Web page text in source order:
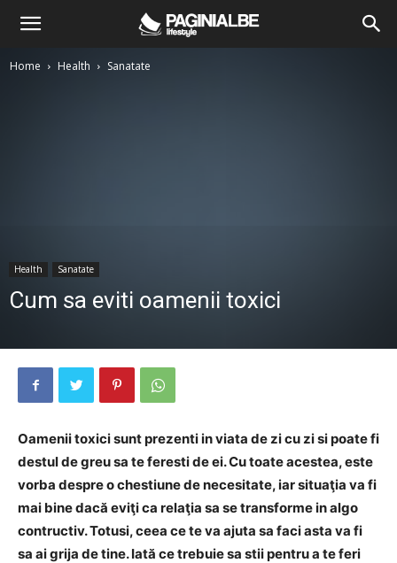
Home Health Sanatate
Health Sanatate
Cum sa eviti oamenii toxici
Oamenii toxici sunt prezenti in viata de zi cu zi si poate fi
destul de greu sa te feresti de ei. Cu toate acestea, este
vorba despre o chestiune de necesitate, iar situaţia va fi
mai bine dacă eviţi ca relaţia sa se transforme in algo
contructiv. Totusi, ceea ce te va ajuta sa faci asta va fi
sa ai grija de tine. Iată ce trebuie sa stii pentru a te feri